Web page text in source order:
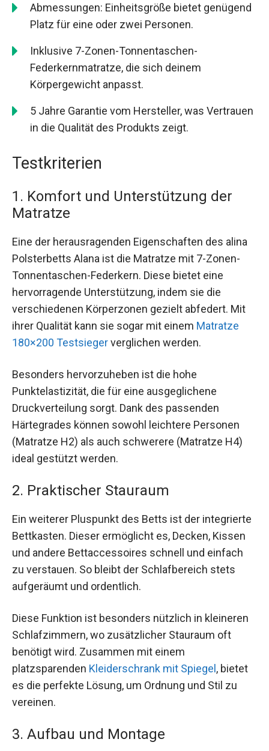
Abmessungen: Einheitsgröße bietet genügend
Platz für eine oder zwei Personen.
Inklusive 7-Zonen-Tonnentaschen-
Federkernmatratze, die sich deinem
Körpergewicht anpasst.
5 Jahre Garantie vom Hersteller, was Vertrauen
in die Qualität des Produkts zeigt.
Testkriterien
1. Komfort und Unterstützung der
Matratze
Eine der herausragenden Eigenschaften des alina
Polsterbetts Alana ist die Matratze mit 7-Zonen-
Tonnentaschen-Federkern. Diese bietet eine
hervorragende Unterstützung, indem sie die
verschiedenen Körperzonen gezielt abfedert. Mit
ihrer Qualität kann sie sogar mit einem Matratze
180×200 Testsiegerverglichen werden.
Besonders hervorzuheben ist die hohe
Punktelastizität, die für eine ausgeglichene
Druckverteilung sorgt. Dank des passenden
Härtegrades können sowohl leichtere Personen
(Matratze H2) als auch schwerere (Matratze H4)
ideal gestützt werden.
2. Praktischer Stauraum
Ein weiterer Pluspunkt des Betts ist der integrierte
Bettkasten. Dieser ermöglicht es, Decken, Kissen
und andere Bettaccessoires schnell und einfach
zu verstauen. So bleibt der Schlafbereich stets
aufgeräumt und ordentlich.
Diese Funktion ist besonders nützlich in kleineren
Schlafzimmern, wo zusätzlicher Stauraum oft
benötigt wird. Zusammen mit einem
platzsparenden Kleiderschrank mit Spiegel , bietet
es die perfekte Lösung, um Ordnung und Stil zu
vereinen.
3. Aufbau und Montage